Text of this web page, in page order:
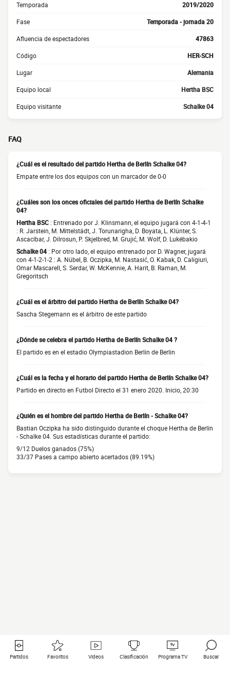
Temporada 2019/2020
Fase Temporada - jornada 20
Afluencia de espectadores 47863
Código HER-SCH
Lugar Alemania
Equipo local Hertha BSC
Equipo visitante Schalke 04
FAQ
¿Cuál es el resultado del partido Hertha de Berlín Schalke 04?
Empate entre los dos equipos con un marcador de 0-0
¿Cuáles son los onces oficiales del partido Hertha de Berlín Schalke
04?
Hertha BSC : Entrenado por J. Klinsmann, el equipo jugará con 4-1-4-1
: R. Jarstein, M. Mittelstädt, J. Torunarigha, D. Boyata, L. Klünter, S.
Ascacíbar, J. Dilrosun, P. Skjelbred, M. Grujić, M. Wolf, D. Lukébakio
Schalke 04 : Por otro lado, el equipo entrenado por D. Wagner, jugará
con 4-1-2-1-2 : A. Nübel, B. Oczipka, M. Nastasić, O. Kabak, D. Caligiuri,
Omar Mascarell, S. Serdar, W. McKennie, A. Harit, B. Raman, M.
Gregoritsch
¿Cuál es el árbitro del partido Hertha de Berlín Schalke 04?
Sascha Stegemann es el árbitro de este partido
¿Dónde se celebra el partido Hertha de Berlín Schalke 04 ?
El partido es en el estadio Olympiastadion Berlin de Berlin
¿Cuál es la fecha y el horario del partido Hertha de Berlín Schalke 04?
Partido en directo en Futbol Directo el 31 enero 2020. Inicio, 20:30
¿Quién es el hombre del partido Hertha de Berlín - Schalke 04?
Bastian Oczipka ha sido distinguido durante el choque Hertha de Berlín
- Schalke 04. Sus estadísticas durante el partido:
9/12 Duelos ganados (75%)
33/37 Pases a campo abierto acertados (89.19%)
Partidos Favoritos Videos Clasificación Programa TV Buscar